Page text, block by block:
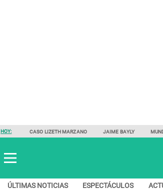
HOY: CASO LIZETH MARZANO JAIME BAYLY
ÚLTIMAS NOTICIAS ESPECTÁCULOS